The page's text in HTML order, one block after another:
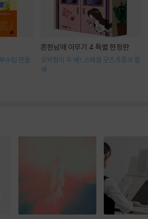
수입 만들
흔한남매 이무기 4 특별 한정판
오싹함이 두 배! 스페셜 굿즈 6종과 함
께